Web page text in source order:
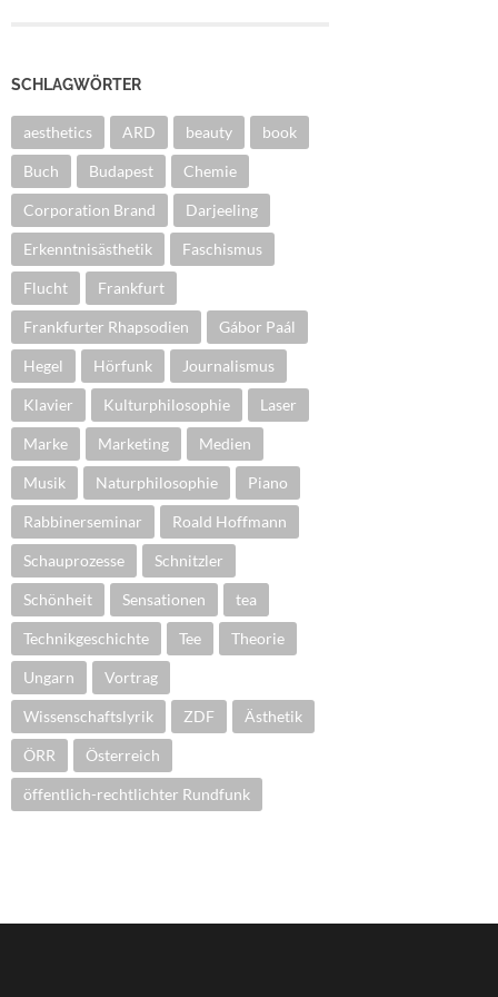
SCHLAGWÖRTER
aesthetics ARD beauty book
Buch Budapest Chemie
Corporation Brand Darjeeling
Erkenntnisästhetik Faschismus
Flucht Frankfurt
Frankfurter Rhapsodien Gábor Paál
Hegel Hörfunk Journalismus
Klavier Kulturphilosophie Laser
Marke Marketing Medien
Musik Naturphilosophie Piano
Rabbinerseminar Roald Hoffmann
Schauprozesse Schnitzler
Schönheit Sensationen tea
Technikgeschichte Tee Theorie
Ungarn Vortrag
Wissenschaftslyrik ZDF Ästhetik
ÖRR Österreich
öffentlich-rechtlichter Rundfunk